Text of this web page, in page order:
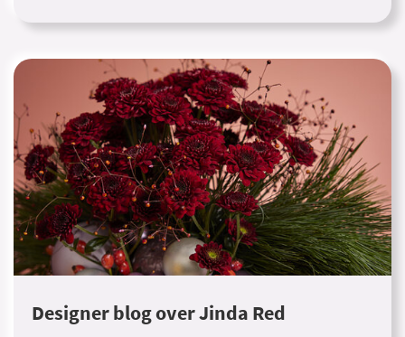
Designer blog over Jinda Red